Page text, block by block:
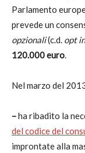
Parlamento
prevede un
opzionali(c.d. opt in
120.000 euro.
Nel marzo del
–ha ribadito la
del codice del
improntate alla